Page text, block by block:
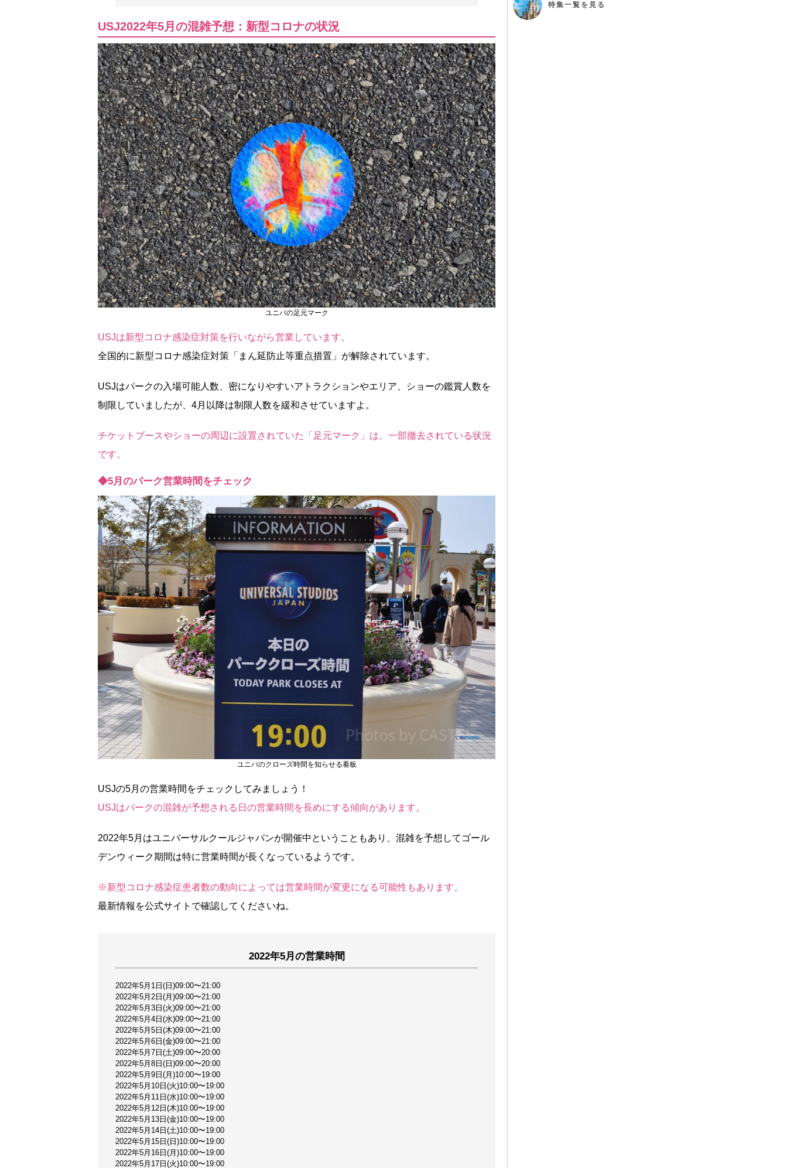
USJ2022年5月の混雑予想：新型コロナの状況
ユニバの足元マーク
USJは新型コロナ感染症対策を行いながら営業しています。
全国的に新型コロナ感染症対策「まん延防止等重点措置」が解除されています。
USJはパークの入場可能人数、密になりやすいアトラクションやエリア、ショーの鑑賞人数を
制限していましたが、4月以降は制限人数を緩和させていますよ。
チケットブースやショーの周辺に設置されていた「足元マーク」は、一部撤去されている状況
です。
◆5月のパーク営業時間をチェック
ユニバのクローズ時間を知らせる看板
USJの5月の営業時間をチェックしてみましょう！
USJはパークの混雑が予想される日の営業時間を長めにする傾向があります。
2022年5月はユニバーサルクールジャパンが開催中ということもあり、混雑を予想してゴール
デンウィーク期間は特に営業時間が長くなっているようです。
※新型コロナ感染症患者数の動向によっては営業時間が変更になる可能性もあります。
最新情報を公式サイトで確認してくださいね。
2022年5月の営業時間
2022年5月1日(日)09:00〜21:00
2022年5月2日(月)09:00〜21:00
2022年5月3日(火)09:00〜21:00
2022年5月4日(水)09:00〜21:00
2022年5月5日(木)09:00〜21:00
2022年5月6日(金)09:00〜21:00
2022年5月7日(土)09:00〜20:00
2022年5月8日(日)09:00〜20:00
2022年5月9日(月)10:00〜19:00
2022年5月10日(火)10:00〜19:00
2022年5月11日(水)10:00〜19:00
2022年5月12日(木)10:00〜19:00
2022年5月13日(金)10:00〜19:00
2022年5月14日(土)10:00〜19:00
2022年5月15日(日)10:00〜19:00
2022年5月16日(月)10:00〜19:00
2022年5月17日(火)10:00〜19:00
特集一覧を見る